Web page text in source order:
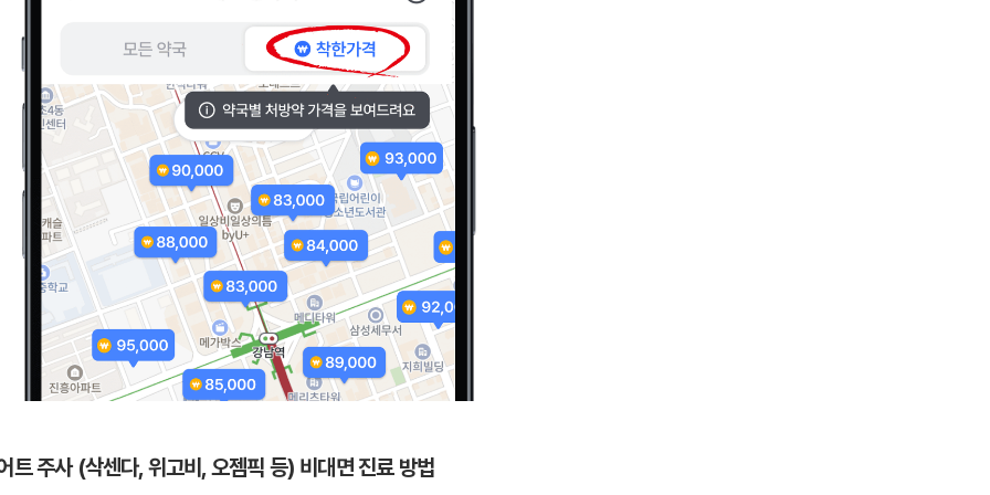
트 주사 (삭센다, 위고비, 오젬픽 등) 비대면 진료 방법